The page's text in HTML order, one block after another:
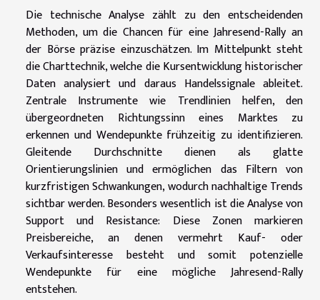
Die technische Analyse zählt zu den entscheidenden
Methoden, um die Chancen für eine Jahresend-Rally an
der Börse präzise einzuschätzen. Im Mittelpunkt steht
die Charttechnik, welche die Kursentwicklung historischer
Daten analysiert und daraus Handelssignale ableitet.
Zentrale Instrumente wie Trendlinien helfen, den
übergeordneten Richtungssinn eines Marktes zu
erkennen und Wendepunkte frühzeitig zu identifizieren.
Gleitende Durchschnitte dienen als glatte
Orientierungslinien und ermöglichen das Filtern von
kurzfristigen Schwankungen, wodurch nachhaltige Trends
sichtbar werden. Besonders wesentlich ist die Analyse von
Support und Resistance: Diese Zonen markieren
Preisbereiche, an denen vermehrt Kauf- oder
Verkaufsinteresse besteht und somit potenzielle
Wendepunkte für eine mögliche Jahresend-Rally
entstehen.